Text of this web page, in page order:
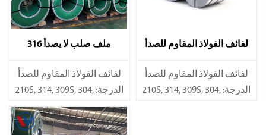
ملف صلب لا يصدأ 316
​لفائف الفولاذ المقاوم للصدأ
الدرجة: 210S, 314, 309S, 304,
304L,
316L,321,410,420,430,904إلخ.
لفائف الفولاذ المقاوم للصدأ
​لفائف الفولاذ المقاوم للصدأ
الدرجة: 210S, 314, 309S, 304,